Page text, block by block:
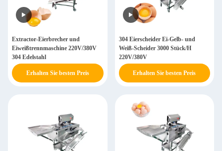
Extractor-Eierbrecher und
Eiweißtrennmaschine 220V/380V
304 Edelstahl
Erhalten Sie besten Preis
304 Eierscheider Ei-Gelb- und
Weiß-Scheider 3000 Stück/H
220V/380V
Erhalten Sie besten Preis